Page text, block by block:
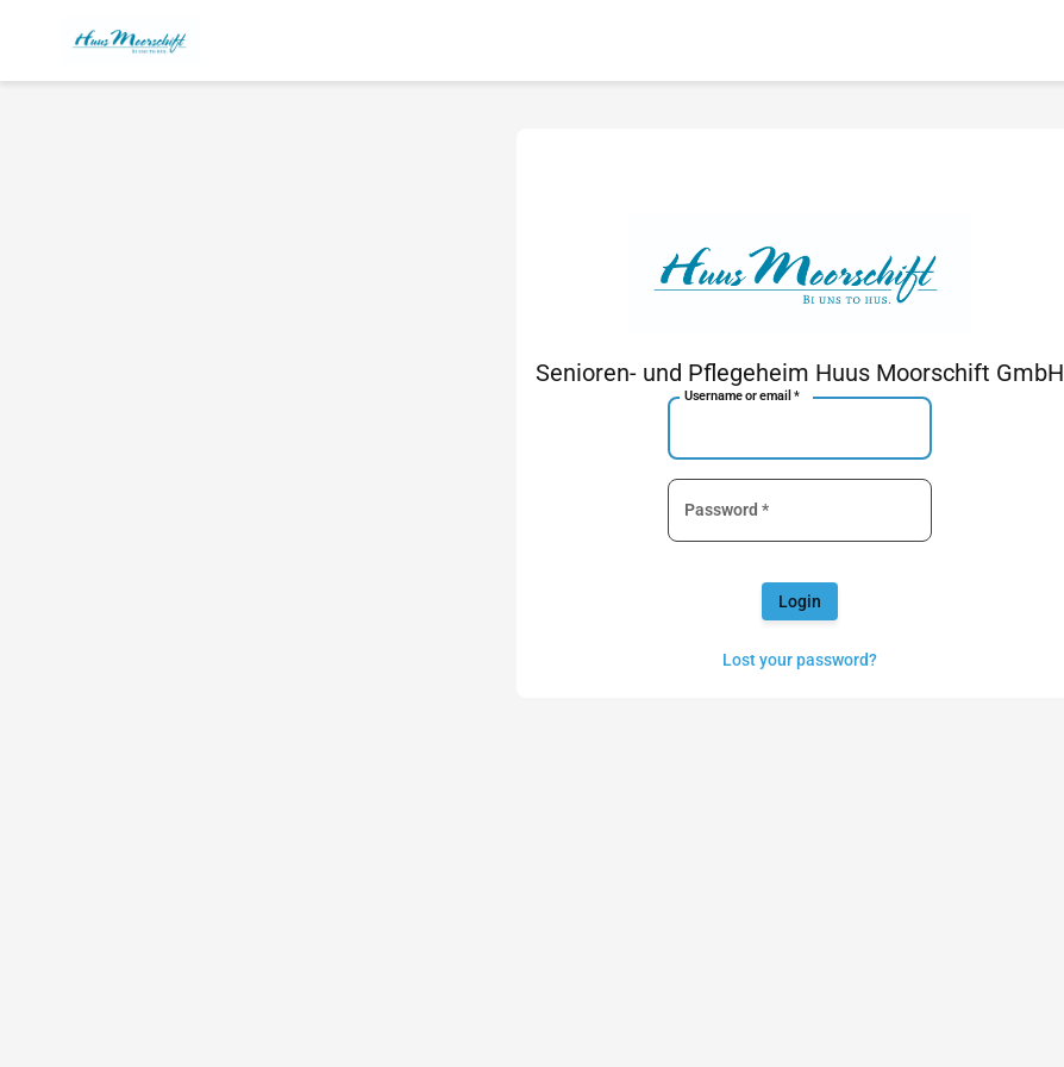
Senioren- und Pflegeheim Huus Moorschift GmbH
Username or email *
Password *
Login
Lost your password?